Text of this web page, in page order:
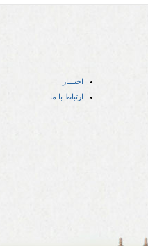
اخبـــار
ارتباط با ما